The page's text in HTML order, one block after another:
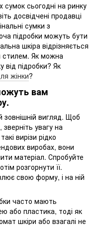
сумок сьогодні на ринку
досвідчені продавці
сумки з
підробки можуть бути
шкіра відрізняється
стилем. Як можна
від підробки? Як
жінки?
вам
зовнішній вигляд. Щоб
увагу на
вирізи рідко
виробах, вони
матеріал. Спробуйте
розгорнути її.
свою форму, і на ній
часто мають
або пластика, тоді як
шкіри або взагалі не